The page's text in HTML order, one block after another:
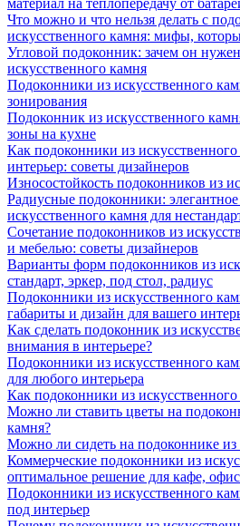
Что можно и что нельзя делать с
искусственного камня: мифы,
Угловой подоконник: зачем он
искусственного камня
Подоконники из искусственного
зонирования
Подоконник из искусственного
зоны на кухне
Как подоконники из
интерьер: советы дизайнеров
Износостойкость подоконников из
Радиусные подоконники:
искусственного камня для
Сочетание подоконников из
и мебелью: советы дизайнеров
Варианты форм подоконников из
стандарт, эркер, под стол, радиус
Подоконники из искусственного
габариты и дизайн для вашего
Как сделать подоконник из
внимания в интерьере?
Подоконники из искусственного
для любого интерьера
Как подоконники из
Можно ли ставить цветы на
камня?
Можно ли сидеть на подоконнике из
Коммерческие подоконники из
оптимальное решение для кафе,
Подоконники из искусственного
под интерьер